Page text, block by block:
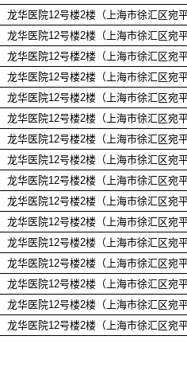
龙华医院12号楼2楼（上海市徐汇区宛平
龙华医院12号楼2楼（上海市徐汇区宛平
龙华医院12号楼2楼（上海市徐汇区宛平
龙华医院12号楼2楼（上海市徐汇区宛平
龙华医院12号楼2楼（上海市徐汇区宛平
龙华医院12号楼2楼（上海市徐汇区宛平
龙华医院12号楼2楼（上海市徐汇区宛平
龙华医院12号楼2楼（上海市徐汇区宛平
龙华医院12号楼2楼（上海市徐汇区宛平
龙华医院12号楼2楼（上海市徐汇区宛平
龙华医院12号楼2楼（上海市徐汇区宛平
龙华医院12号楼2楼（上海市徐汇区宛平
龙华医院12号楼2楼（上海市徐汇区宛平
龙华医院12号楼2楼（上海市徐汇区宛平
龙华医院12号楼2楼（上海市徐汇区宛平
龙华医院12号楼2楼（上海市徐汇区宛平